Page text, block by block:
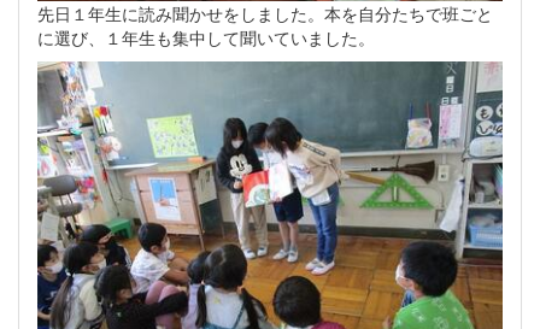
先日１年生に読み聞かせをしました。本を自分たちで班ごと
に選び、１年生も集中して聞いていました。